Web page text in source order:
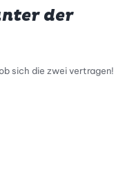
der
sich die zwei vertragen!